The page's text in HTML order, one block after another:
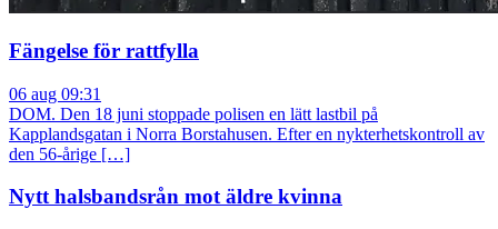
Fängelse för rattfylla
06 aug 09:31
DOM. Den 18 juni stoppade polisen en lätt lastbil på
Kapplandsgatan i Norra Borstahusen. Efter en nykterhetskontroll av
den 56-årige […]
Nytt halsbandsrån mot äldre kvinna